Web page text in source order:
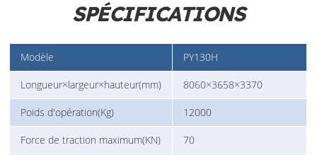
SPÉCIFICATIONS
Modèle PY130H
Longueur×largeur×hauteur(mm) 8060×3658×3370
Poids d'opération(Kg) 12000
Force de traction maximum(KN) 70